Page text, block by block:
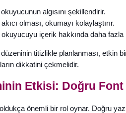
algısını şekillendirir.
olması, okumayı kolaylaştırır.
içerik hakkında daha
düzeninin titizlikle planlanması,
dikkatini çekmelidir.
Etkisi: Doğru
önemli bir rol oynar. Doğru